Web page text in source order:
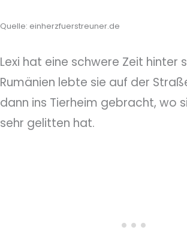
Quelle: einherzfuerstreuner.de
Lexi hat eine schwere Zeit hinter
Rumänien lebte sie auf der
dann ins Tierheim gebracht, wo
sehr gelitten hat.